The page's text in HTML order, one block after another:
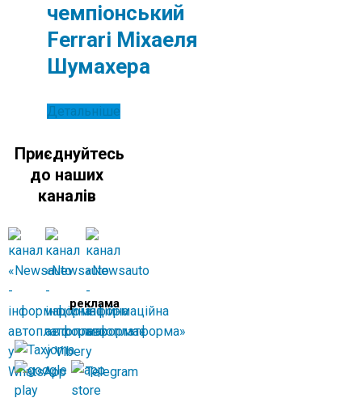
чемпіонський
Ferrari Міхаеля
Шумахера
Детальніше
Приєднуйтесь
до наших
каналів
реклама